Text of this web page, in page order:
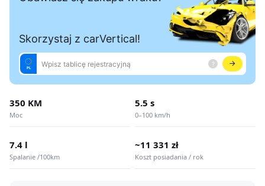
350 KM
Moc
5.5 s
0–100 km/h
7.4 l
Spalanie /100km
~11 331 zł
Koszt posiadania / rok